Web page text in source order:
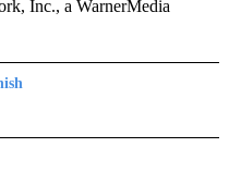
Inc., a WarnerMedia
TO RECEIVE NOTIFICATIONS ABOUT